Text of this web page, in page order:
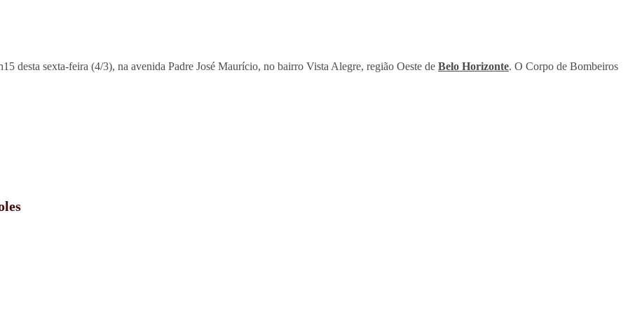
desta sexta-feira (4/3), na avenida Padre José Maurício, no bairro Vista Alegre, região Oeste de Belo Horizonte. O Corpo de Bombeiros